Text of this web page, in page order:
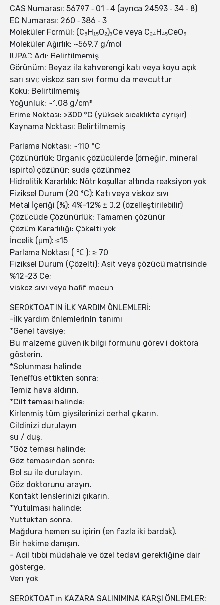
CAS Numarası: 56797 ‑ 01 ‑ 4 (ayrıca 24593 ‑ 34 ‑ 8)
EC Numarası: 260 ‑ 386 ‑ 3
Moleküler Formül: (C₈H₁₅O₂)₃Ce veya C₂₄H₄₅CeO₆
Moleküler Ağırlık: ~569,7 g/mol
IUPAC Adı: Belirtilmemiş
Görünüm: Beyaz ila kahverengi katı veya koyu açık
sarı sıvı; viskoz sarı sıvı formu da mevcuttur
Koku: Belirtilmemiş
Yoğunluk: ~1,08 g/cm³
Erime Noktası: >300 °C (yüksek sıcaklıkta ayrışır)
Kaynama Noktası: Belirtilmemiş
Parlama Noktası: ~110 °C
Çözünürlük: Organik çözücülerde (örneğin, mineral
ispirto) çözünür; suda çözünmez
Hidrolitik Kararlılık: Nötr koşullar altında reaksiyon yok
Fiziksel Durum (20 °C): Katı veya viskoz sıvı
Metal İçeriği (%): 4%–12% ± 0,2 (özelleştirilebilir)
Çözücüde Çözünürlük: Tamamen çözünür
Çözüm Kararlılığı: Çökelti yok
İncelik (μm): ≤15
Parlama Noktası ( ℃ ): ≥ 70
Fiziksel Durum (Çözelti): Asit veya çözücü matrisinde
%12–23 Ce;
viskoz sıvı veya hafif macun
SEROKTOAT'IN İLK YARDIM ÖNLEMLERİ:
-İlk yardım önlemlerinin tanımı
*Genel tavsiye:
Bu malzeme güvenlik bilgi formunu görevli doktora
gösterin.
*Solunması halinde:
Teneffüs ettikten sonra:
Temiz hava aldırın.
*Cilt teması halinde:
Kirlenmiş tüm giysilerinizi derhal çıkarın.
Cildinizi durulayın
su / duş.
*Göz teması halinde:
Göz temasından sonra:
Bol su ile durulayın.
Göz doktorunu arayın.
Kontakt lenslerinizi çıkarın.
*Yutulması halinde:
Yuttuktan sonra:
Mağdura hemen su içirin (en fazla iki bardak).
Bir hekime danışın.
- Acil tıbbi müdahale ve özel tedavi gerektiğine dair
gösterge.
Veri yok
SEROKTOAT'ın KAZARA SALINIMINA KARŞI ÖNLEMLER: